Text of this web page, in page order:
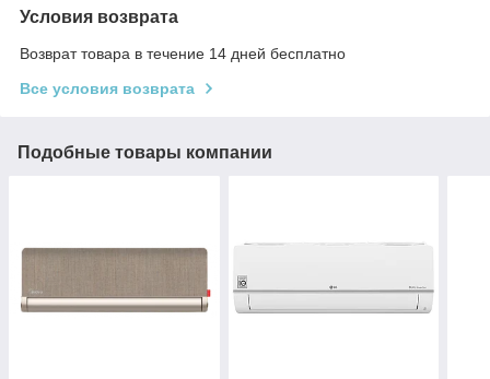
Условия возврата
Возврат товара в течение 14 дней бесплатно
Все условия возврата
Подобные товары компании